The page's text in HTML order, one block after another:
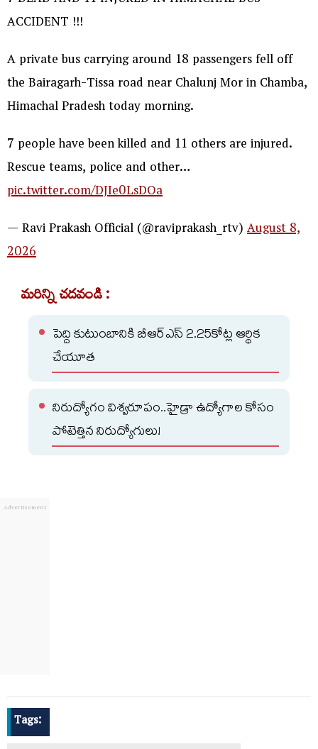
ACCIDENT !!!
A private bus carrying around 18 passengers fell off
the Bairagarh-Tissa road near Chalunj Mor in Chamba,
Himachal Pradesh today morning.
7 people have been killed and 11 others are injured.
Rescue teams, police and other…
pic.twitter.com/DJIe0LsDOa
— Ravi Prakash Official (@raviprakash_rtv)August 8,
2026
మరిన్ని చదవండి :
పెద్ది కుటుంబానికి బీఆర్ఎస్ 2.25కోట్ల ఆర్థిక
చేయూత
నిరుద్యోగం విశ్వరూపం..హైడ్రా ఉద్యోగాల కోసం
పోటెత్తిన నిరుద్యోగులు!
Tags: